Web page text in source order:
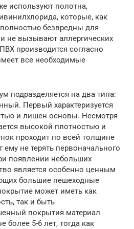
используют полотна,
которые, как
безвредны для
не вызывают аллергических
производится согласно
все необходимые
подразделяется на два типа:
Первый характеризуется
и лишен основы. Несмотря
высокой плотностью и
проходит по всей толщине
ему не терять первоначального
появлении небольших
является особенно ценным
большие пешеходные
может иметь как
так и быть
покрытия материал
более 5-6 лет, тогда как